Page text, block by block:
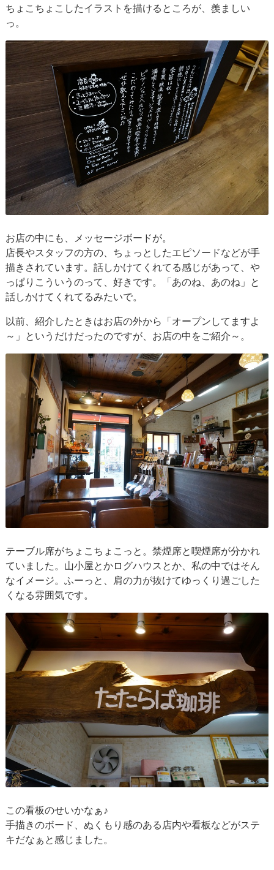
ちょこちょこしたイラストを描けるところが、羨ましい
っ。
お店の中にも、メッセージボードが。
店長やスタッフの方の、ちょっとしたエピソードなどが手
描きされています。話しかけてくれてる感じがあって、や
っぱりこういうのって、好きです。「あのね、あのね」と
話しかけてくれてるみたいで。
以前、紹介したときはお店の外から「オープンしてますよ
～」というだけだったのですが、お店の中をご紹介～。
テーブル席がちょこちょこっと。禁煙席と喫煙席が分かれ
ていました。山小屋とかログハウスとか、私の中ではそん
なイメージ。ふーっと、肩の力が抜けてゆっくり過ごした
くなる雰囲気です。
この看板のせいかなぁ♪
手描きのボード、ぬくもり感のある店内や看板などがステ
キだなぁと感じました。